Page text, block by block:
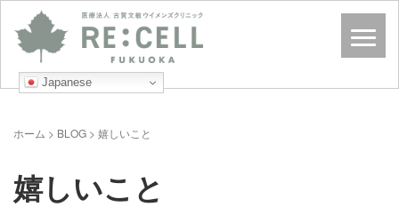
Japanese
ホーム > BLOG > 嬉しいこと
嬉しいこと